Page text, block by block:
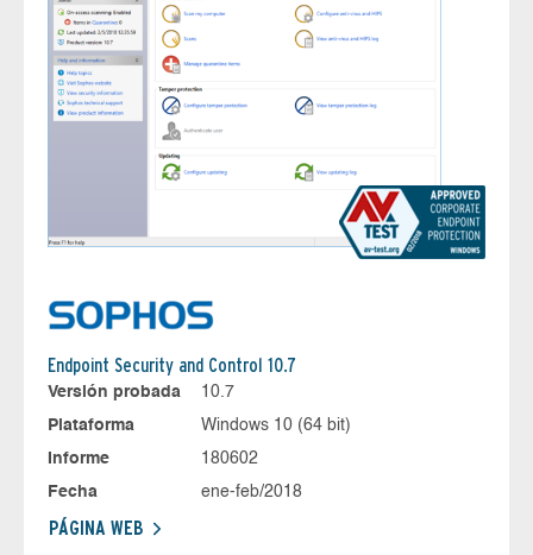
Endpoint Security and Control 10.7
Versión probada
10.7
Plataforma
Windows 10 (64 bit)
Informe
180602
Fecha
ene-feb/2018
PÁGINA WEB